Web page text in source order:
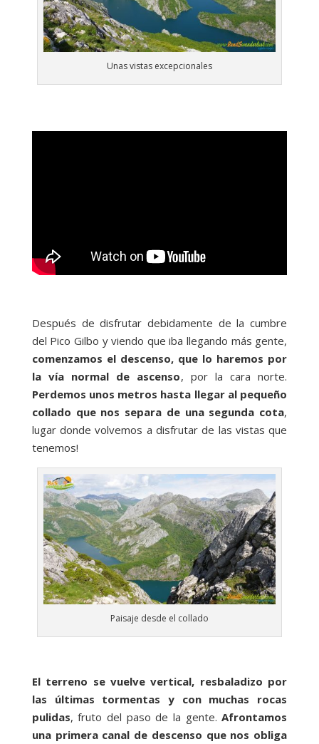
Unas vistas excepcionales
Después de disfrutar debidamente de la cumbre
del Pico Gilbo y viendo que iba llegando más gente,
comenzamos el descenso, que lo haremos por
la vía normal de ascenso, por la cara norte.
Perdemos unos metros hasta llegar al pequeño
collado que nos separa de una segunda cota,
lugar donde volvemos a disfrutar de las vistas que
tenemos!
Paisaje desde el collado
El terreno se vuelve vertical, resbaladizo por
las últimas tormentas y con muchas rocas
pulidas, fruto del paso de la gente.Afrontamos
una primera canal de descenso que nos obliga